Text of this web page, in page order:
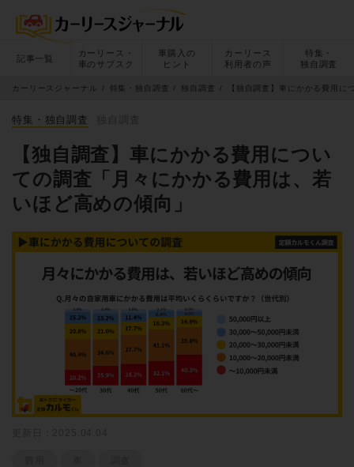
記事一覧
カーリース・
車のサブスク
車購入の
ヒント
カーリース
利用者の声
特集・
独自調査
カーリースジャーナル 特集・独自調査 独自調査 【独自調査】車にかかる費用
特集・独自調査
【独自調査】車にかかる費用につい
ての調査「月々にかかる費用は、若
いほど高めの傾向」